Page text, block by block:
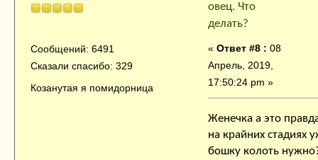
Сообщений: 6491
Сказали спасибо: 329
Козанутая я помидорница
овец. Что
делать?
« Ответ #8 : 08
Апрель, 2019,
17:50:24 pm »
Женечка а это
на крайних стадиях
бошку колоть